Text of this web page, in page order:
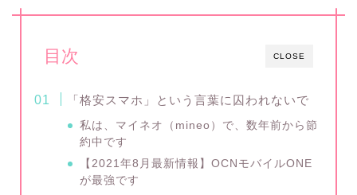
CLOSE
目次
「格安スマホ」という言葉に囚われないで
私は、マイネオ（mineo）で、数年前から節
約中です
【2021年8月最新情報】OCNモバイルONE
が最強です